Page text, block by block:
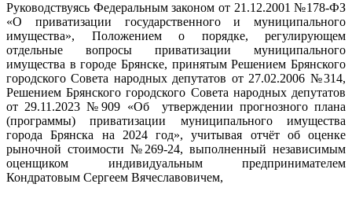
Руководствуясь Федеральным законом от 21.12.2001 №178-ФЗ
«О приватизации государственного и муниципального
имущества», Положением о порядке, регулирующем
отдельные вопросы приватизации муниципального
имущества в городе Брянске, принятым Решением Брянского
городского Совета народных депутатов от 27.02.2006 №314,
Решением Брянского городского Совета народных депутатов
от 29.11.2023 №909 «Об утверждении прогнозного плана
(программы) приватизации муниципального имущества
города Брянска на 2024 год», учитывая отчёт об оценке
рыночной стоимости №269-24, выполненный независимым
оценщиком индивидуальным предпринимателем
Кондратовым Сергеем Вячеславовичем,